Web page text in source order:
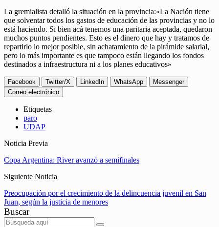
La gremialista detalló la situación en la provincia:»La Nación tiene
que solventar todos los gastos de educación de las provincias y no lo
está haciendo. Si bien acá tenemos una paritaria aceptada, quedaron
muchos puntos pendientes. Esto es el dinero que hay y tratamos de
repartirlo lo mejor posible, sin achatamiento de la pirámide salarial,
pero lo más importante es que tampoco están llegando los fondos
destinados a infraestructura ni a los planes educativos»
Facebook Twitter/X LinkedIn WhatsApp
Messenger
Correo electrónico
Etiquetas
paro
UDAP
Noticia Previa
Copa Argentina: River avanzó a semifinales
Siguiente Noticia
Preocupación por el crecimiento de la delincuencia juvenil en San
Juan, según la justicia de menores
Buscar